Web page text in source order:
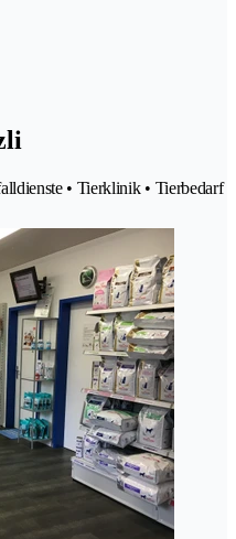
• Tierklinik • Tierbedarf